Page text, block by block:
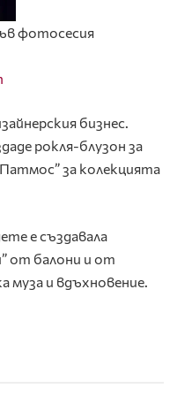
фотосесия
бизнес.
рокля-блузон за
за колекцията
е създавала
от балони и от
муза и вдъхновение.